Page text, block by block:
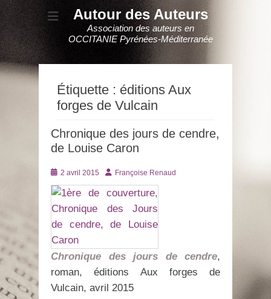
Autour des Auteurs
Association des auteurs en
OCCITANIE Pyrénées-Méditerranée
Étiquette : éditions Aux
forges de Vulcain
Chronique des jours de cendre,
de Louise Caron
Posté
le
2 avril 2015 AuteurFrançoise Renaud
Chronique des jours de cendre,
roman, éditions Aux forges de
Vulcain, avril 2015